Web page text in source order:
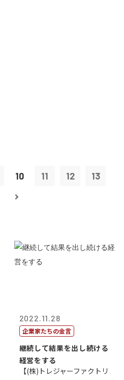
10 11 12 13
2022.11.28
企業家たちの金言
継続して結果を出し続ける
経営をする
【(株)トレジャーファクトリ